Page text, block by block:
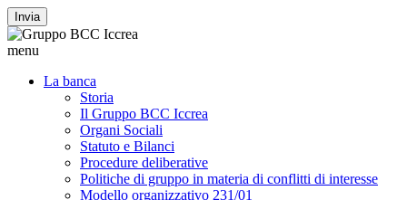
Invia
menu
La banca
Storia
Il Gruppo BCC Iccrea
Organi Sociali
Statuto e Bilanci
Procedure deliberative
Politiche di gruppo in materia di conflitti di interesse
Modello organizzativo 231/01